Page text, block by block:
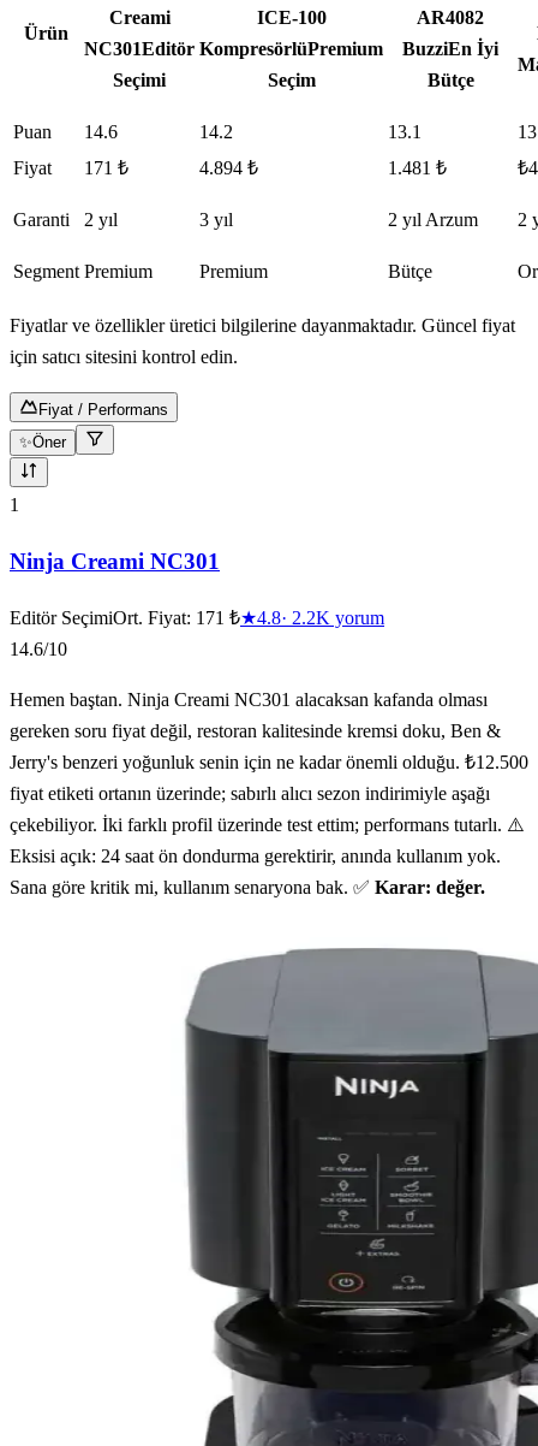
Ürün
Creami
NC301Editör
Seçimi
ICE-100
KompresörlüPremium
Seçim
AR4082
BuzziEn İyi
Bütçe
Puan 14.6 14.2 13.1
Fiyat
171 ₺ 4.894 ₺ 1.481 ₺
Garanti 2 yıl 3 yıl 2 yıl Arzum 2
Segment Premium Premium Bütçe
Fiyatlar ve özellikler üretici bilgilerine dayanmaktadır. Güncel fiyat
için satıcı sitesini kontrol edin.
Fiyat / Performans
✨Öner
10
1
Ninja Creami NC301
Editör SeçimiOrt. Fiyat: 171 ₺★4.8· 2.2K yorum
14.6/10
Hemen baştan. Ninja Creami NC301 alacaksan kafanda olması
gereken soru fiyat değil, restoran kalitesinde kremsi doku, Ben &
Jerry's benzeri yoğunluk senin için ne kadar önemli olduğu. ₺12.500
fiyat etiketi ortanın üzerinde; sabırlı alıcı sezon indirimiyle aşağı
çekebiliyor. İki farklı profil üzerinde test ettim; performans tutarlı. ⚠️
Eksisi açık: 24 saat ön dondurma gerektirir, anında kullanım yok.
Sana göre kritik mi, kullanım senaryona bak. ✅ Karar: değer.